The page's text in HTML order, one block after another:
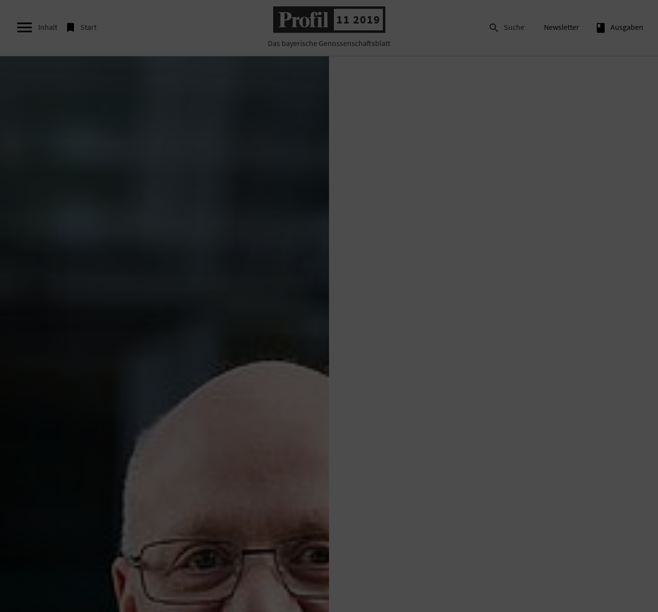
 Inhalt  Start
11 2019
Das bayerische Genossenschaftsblatt
 Suche Newsletter book Ausgaben